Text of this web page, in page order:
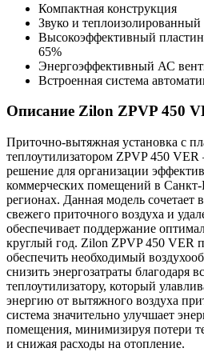
Компактная конструкция
Звуко и теплоизолированный
Высокоэффективный
65%
Энергоэффективный АС
Встроенная система
Описание Zilon ZPVP 450
Приточно-вытяжная установка с
теплоутилизатором ZPVP 450 VER
решение для организации
коммерческих помещений в Санкт-
регионах. Данная модель сочетает
свежего приточного воздуха и
обеспечивает поддержание
круглый год. Zilon ZPVP 450 VER
обеспечить необходимый
снизить энергозатраты благодаря
теплоутилизатору, который
энергию от вытяжного воздуха
система значительно улучшает
помещения, минимизируя потери
и снижая расходы на отопление.